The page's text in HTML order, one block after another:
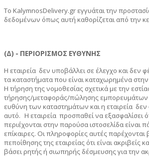
Το KalymnosDelivery.gr εγγυάται την
δεδομένων όπως αυτή καθορίζεται από την
(Δ) - ΠΕΡΙΟΡΙΣΜΟΣ ΕΥΘΥΝΗΣ
Η εταιρεία δεν υποβάλλει σε έλεγχο και δεν
τα καταστήματα που είναι καταχωρημένα
Η τήρηση της νομοθεσίας σχετικά με την
τήρησης/μεταφοράς/πώλησης εμπορευμάτων
ευθύνη των καταστημάτων και η εταιρεία δεν
αυτό. Η εταιρεία προσπαθεί να εξασφαλίσει
περιέχονται στην παρούσα ιστοσελίδα είναι
επίκαιρες. Οι πληροφορίες αυτές παρέχονται
πεποίθησης της εταιρείας ότι είναι ακριβείς
βάσει ρητής ή σιωπηρής δέσμευσης για την